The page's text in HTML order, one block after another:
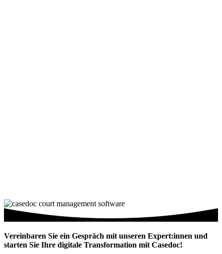
Vereinbaren Sie ein Gespräch mit unseren Expert:innen und
starten Sie Ihre digitale Transformation mit Casedoc!